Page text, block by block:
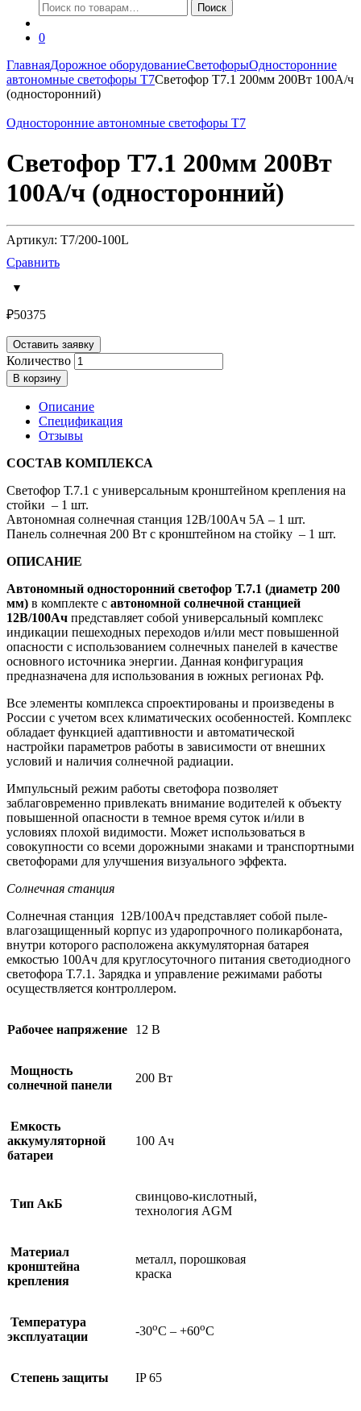
Искать: Поиск
0
ГлавнаяДорожное оборудованиеСветофорыОдносторонние
автономные светофоры Т7Светофор Т7.1 200мм 200Вт 100А/ч
(односторонний)
Односторонние автономные светофоры Т7
Светофор Т7.1 200мм 200Вт
100А/ч (односторонний)
Артикул: T7/200-100L
Сравнить
₽50375
Оставить заявку
Количество
В корзину
Описание
Спецификация
Отзывы
СОСТАВ КОМПЛЕКСА
Светофор Т.7.1 с универсальным кронштейном крепления на
стойки – 1 шт.
Автономная солнечная станция 12В/100Ач 5А – 1 шт.
Панель солнечная 200 Вт с кронштейном на стойку – 1 шт.
ОПИСАНИЕ
Автономный односторонний светофор Т.7.1 (диаметр 200
мм) в комплекте с автономной солнечной станцией
12В/100Ач представляет собой универсальный комплекс
индикации пешеходных переходов и/или мест повышенной
опасности с использованием солнечных панелей в качестве
основного источника энергии. Данная конфигурация
предназначена для использования в южных регионах Рф.
Все элементы комплекса спроектированы и произведены в
России с учетом всех климатических особенностей. Комплекс
обладает функцией адаптивности и автоматической
настройки параметров работы в зависимости от внешних
условий и наличия солнечной радиации.
Импульсный режим работы светофора позволяет
заблаговременно привлекать внимание водителей к объекту
повышенной опасности в темное время суток и/или в
условиях плохой видимости. Может использоваться в
совокупности со всеми дорожными знаками и транспортными
светофорами для улучшения визуального эффекта.
Солнечная станция
Солнечная станция 12В/100Ач представляет собой пыле-
влагозащищенный корпус из ударопрочного поликарбоната,
внутри которого расположена аккумуляторная батарея
емкостью 100Ач для круглосуточного питания светодиодного
светофора Т.7.1. Зарядка и управление режимами работы
осуществляется контроллером.
Рабочее напряжение 12 В
Мощность
солнечной панели
200 Вт
Емкость
аккумуляторной
батареи
100 Ач
Тип АкБ
свинцово-кислотный,
технология AGM
Материал
кронштейна
крепления
металл, порошковая
краска
Температура
эксплуатации
-30оС – +60оС
Степень защиты IP 65